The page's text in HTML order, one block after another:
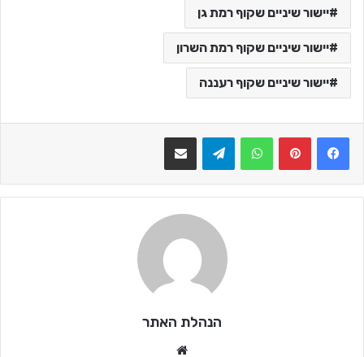
יישור שיניים שקוף רמת גן
יישור שיניים שקוף רמת השרון
יישור שיניים שקוף רעננה
WhatsApp
Telegramשתף בדואר אלקטרוני
הנהלת האתר